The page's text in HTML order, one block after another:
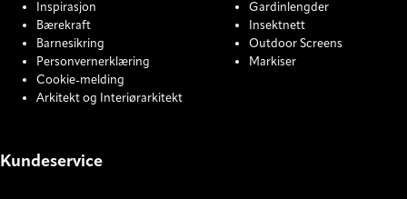
Inspirasjon
Bærekraft
Barnesikring
Personvernerklæring
Cookie-melding
Arkitekt og Interiørarkitekt
Gardinlengder
Insektnett
Outdoor Screens
Markiser
Kundeservice